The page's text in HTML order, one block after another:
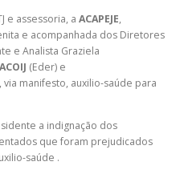
e assessoria, a ACAPEJE,
e acompanhada dos Diretores
e Analista Graziela
ACOIJ (Eder) e
manifesto, auxilio-saúde para
a indignação dos
que foram prejudicados
saúde .